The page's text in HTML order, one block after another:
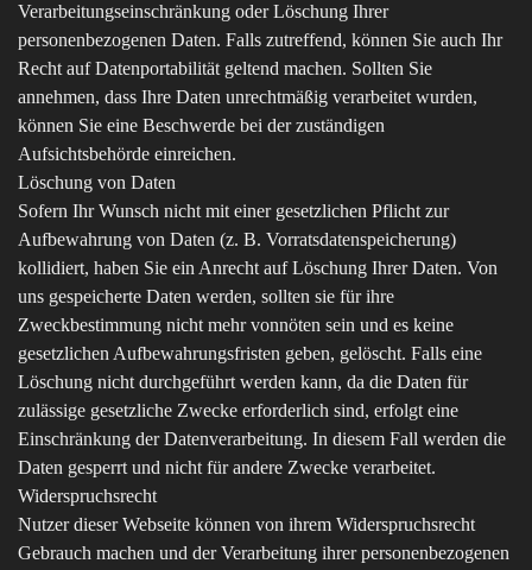
Verarbeitungseinschränkung oder Löschung Ihrer
personenbezogenen Daten. Falls zutreffend, können Sie auch Ihr
Recht auf Datenportabilität geltend machen. Sollten Sie
annehmen, dass Ihre Daten unrechtmäßig verarbeitet wurden,
können Sie eine Beschwerde bei der zuständigen
Aufsichtsbehörde einreichen.
Löschung von Daten
Sofern Ihr Wunsch nicht mit einer gesetzlichen Pflicht zur
Aufbewahrung von Daten (z. B. Vorratsdatenspeicherung)
kollidiert, haben Sie ein Anrecht auf Löschung Ihrer Daten. Von
uns gespeicherte Daten werden, sollten sie für ihre
Zweckbestimmung nicht mehr vonnöten sein und es keine
gesetzlichen Aufbewahrungsfristen geben, gelöscht. Falls eine
Löschung nicht durchgeführt werden kann, da die Daten für
zulässige gesetzliche Zwecke erforderlich sind, erfolgt eine
Einschränkung der Datenverarbeitung. In diesem Fall werden die
Daten gesperrt und nicht für andere Zwecke verarbeitet.
Widerspruchsrecht
Nutzer dieser Webseite können von ihrem Widerspruchsrecht
Gebrauch machen und der Verarbeitung ihrer personenbezogenen